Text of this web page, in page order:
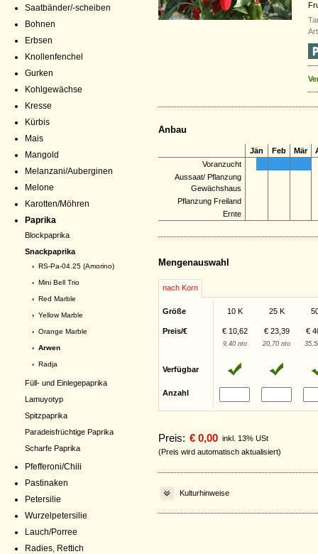
Saatbänder/-scheiben
Bohnen
Erbsen
Knollenfenchel
Gurken
Kohlgewächse
Kresse
Kürbis
Mais
Mangold
Melanzani/Auberginen
Melone
Karotten/Möhren
Paprika
Blockpaprika
Snackpaprika
› RS-Pa-04.25 (Amorino)
› Mini Bell Trio
› Red Marble
› Yellow Marble
› Orange Marble
› Arwen
› Radja
Füll- und Einlegepaprika
Lamuyotyp
Spitzpaprika
Paradeisfrüchtige Paprika
Scharfe Paprika
Pfefferoni/Chili
Pastinaken
Petersilie
Wurzelpetersilie
Lauch/Porree
Radies, Rettich
Anbau
Jän Feb Mär
Voranzucht
Aussaat/ Pflanzung
Gewächshaus
Pflanzung Freiland
Ernte
Mengenauswahl
nach Korn
Größe 10 K 25 K
Preis/€ € 10,62 € 23,39 €
9,40 nto 20,70 nto
Verfügbar
Anzahl
Preis: € 0,00 inkl. 13% USt
(Preis wird automatisch aktualisiert)
Kulturhinweise